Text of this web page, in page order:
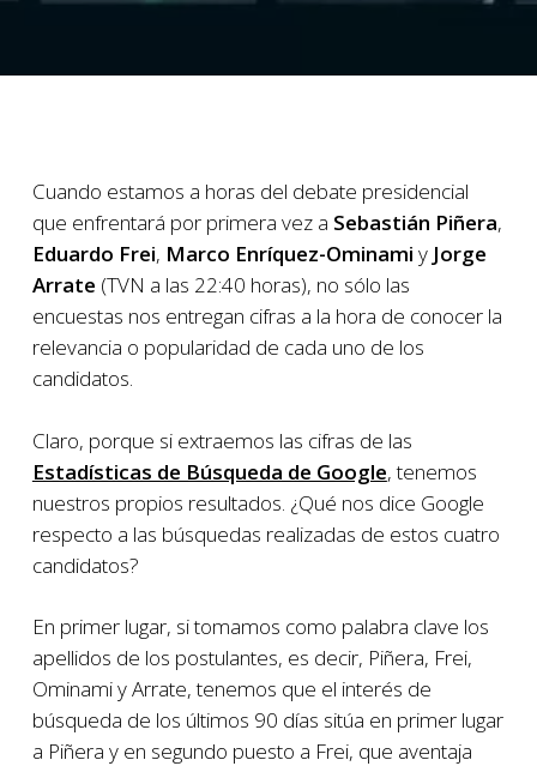
Cuando estamos a horas del debate presidencial
que enfrentará por primera vez a Sebastián Piñera,
Eduardo Frei, Marco Enríquez-Ominami y Jorge
Arrate (TVN a las 22:40 horas), no sólo las
encuestas nos entregan cifras a la hora de conocer la
relevancia o popularidad de cada uno de los
candidatos.
Claro, porque si extraemos las cifras de las
Estadísticas de Búsqueda de Google, tenemos
nuestros propios resultados. ¿Qué nos dice Google
respecto a las búsquedas realizadas de estos cuatro
candidatos?
En primer lugar, si tomamos como palabra clave los
apellidos de los postulantes, es decir, Piñera, Frei,
Ominami y Arrate, tenemos que el interés de
búsqueda de los últimos 90 días sitúa en primer lugar
a Piñera y en segundo puesto a Frei, que aventaja